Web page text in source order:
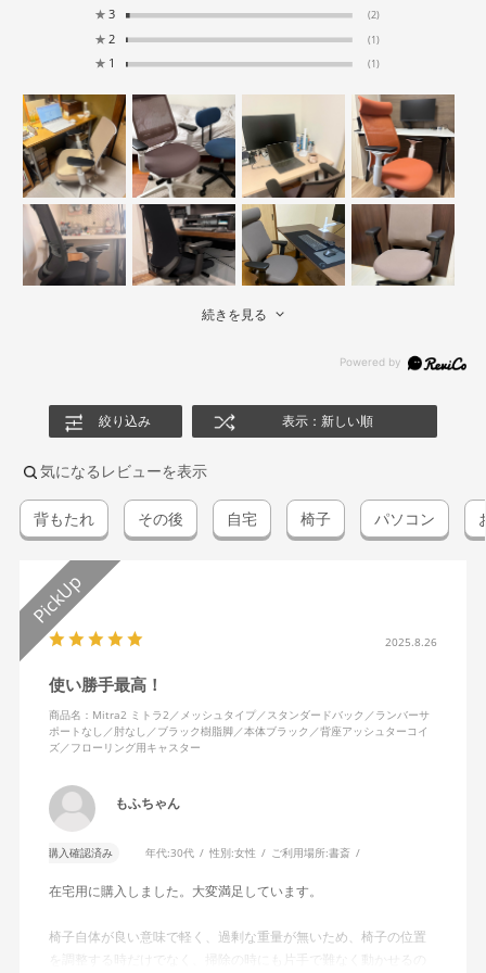
★ 3 (2)
★ 2 (1)
★ 1 (1)
続きを見る
絞り込み 表示：新しい順
気になるレビューを表示
背もたれ その後 自宅 椅子 パソコン
2025.8.26
使い勝手最高！
商品名：Mitra2 ミトラ2／メッシュタイプ／スタンダードバック／ランバーサ
ポートなし／肘なし／ブラック樹脂脚／本体ブラック／背座アッシュターコイ
ズ／フローリング用キャスター
もふちゃん
購入確認済み 年代:30代 性別:女性 ご利用場所:書斎
在宅用に購入しました。大変満足しています。
椅子自体が良い意味で軽く、過剰な重量が無いため、椅子の位置
を調整する時だけでなく、掃除の時にも片手で難なく動かせるの